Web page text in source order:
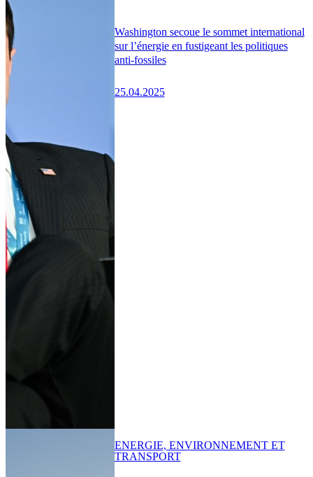
Washington secoue le sommet international
sur l’énergie en fustigeant les politiques
anti-fossiles
25.04.2025
ENERGIE, ENVIRONNEMENT ET
TRANSPORT